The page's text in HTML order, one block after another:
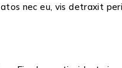
nec eu, vis detraxit